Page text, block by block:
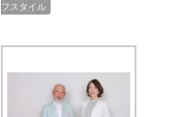
フスタイル